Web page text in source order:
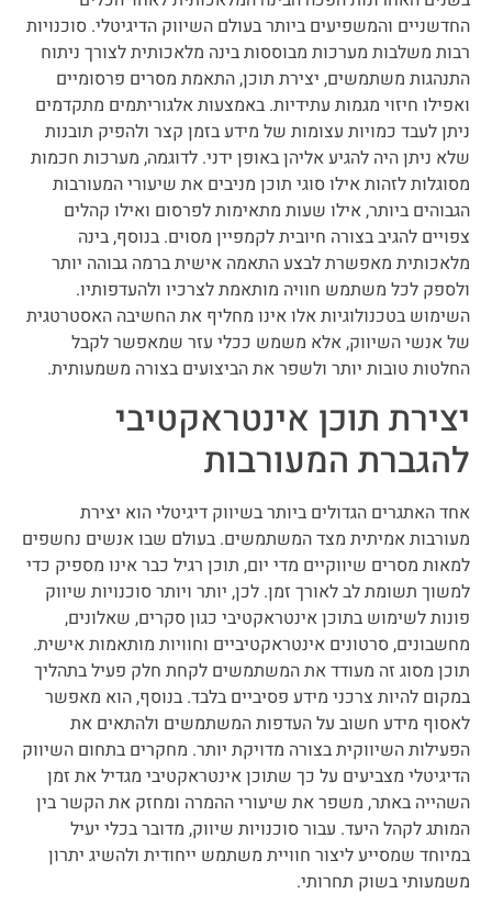
החדשניים והמשפיעים ביותר בעולם השיווק הדיגיטלי. סוכנויות
רבות משלבות מערכות מבוססות בינה מלאכותית לצורך ניתוח
התנהגות משתמשים, יצירת תוכן, התאמת מסרים פרסומיים
ואפילו חיזוי מגמות עתידיות. באמצעות אלגוריתמים מתקדמים
ניתן לעבד כמויות עצומות של מידע בזמן קצר ולהפיק תובנות
שלא ניתן היה להגיע אליהן באופן ידני. לדוגמה, מערכות חכמות
מסוגלות לזהות אילו סוגי תוכן מניבים את שיעורי המעורבות
הגבוהים ביותר, אילו שעות מתאימות לפרסום ואילו קהלים
צפויים להגיב בצורה חיובית לקמפיין מסוים. בנוסף, בינה
מלאכותית מאפשרת לבצע התאמה אישית ברמה גבוהה יותר
ולספק לכל משתמש חוויה מותאמת לצרכיו ולהעדפותיו.
השימוש בטכנולוגיות אלו אינו מחליף את החשיבה האסטרטגית
של אנשי השיווק, אלא משמש ככלי עזר שמאפשר לקבל
החלטות טובות יותר ולשפר את הביצועים בצורה משמעותית.
יצירת תוכן אינטראקטיבי
להגברת המעורבות
אחד האתגרים הגדולים ביותר בשיווק דיגיטלי הוא יצירת
מעורבות אמיתית מצד המשתמשים. בעולם שבו אנשים נחשפים
למאות מסרים שיווקיים מדי יום, תוכן רגיל כבר אינו מספיק כדי
למשוך תשומת לב לאורך זמן. לכן, יותר ויותר סוכנויות שיווק
פונות לשימוש בתוכן אינטראקטיבי כגון סקרים, שאלונים,
מחשבונים, סרטונים אינטראקטיביים וחוויות מותאמות אישית.
תוכן מסוג זה מעודד את המשתמשים לקחת חלק פעיל בתהליך
במקום להיות צרכני מידע פסיביים בלבד. בנוסף, הוא מאפשר
לאסוף מידע חשוב על העדפות המשתמשים ולהתאים את
הפעילות השיווקית בצורה מדויקת יותר. מחקרים בתחום השיווק
הדיגיטלי מצביעים על כך שתוכן אינטראקטיבי מגדיל את זמן
השהייה באתר, משפר את שיעורי ההמרה ומחזק את הקשר בין
המותג לקהל היעד. עבור סוכנויות שיווק, מדובר בכלי יעיל
במיוחד שמסייע ליצור חוויית משתמש ייחודית ולהשיג יתרון
משמעותי בשוק תחרותי.